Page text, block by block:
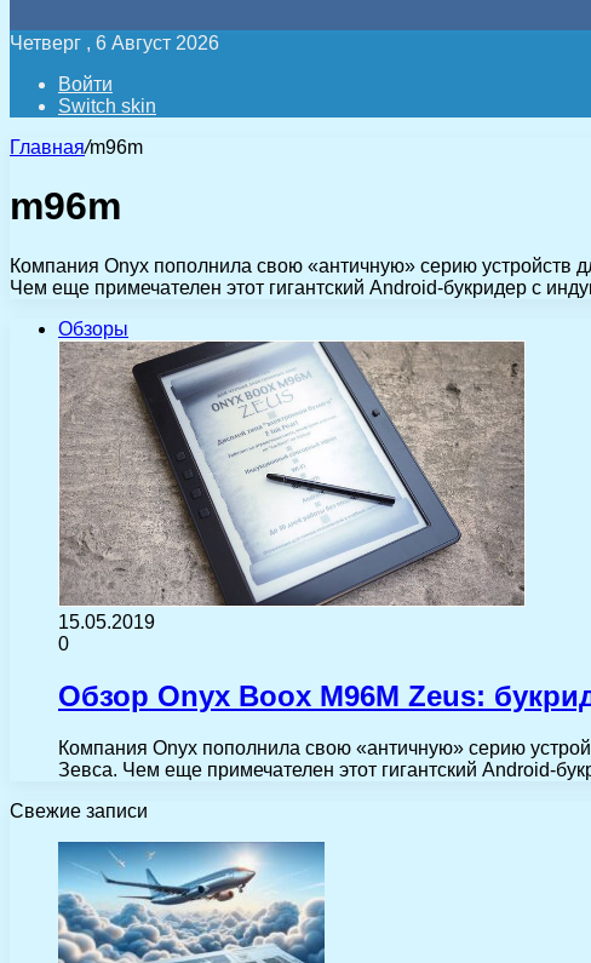
Четверг , 6 Август 2026
Войти
Switch skin
Главная/m96m
m96m
Компания Onyx пополнила свою «античную» серию устройств
Чем еще примечателен этот гигантский Android-букридер с
Обзоры
15.05.2019
0
Обзор Onyx Boox M96M Zeus:
Компания Onyx пополнила свою «античную» серию
Зевса. Чем еще примечателен этот гигантский Android-
Свежие записи